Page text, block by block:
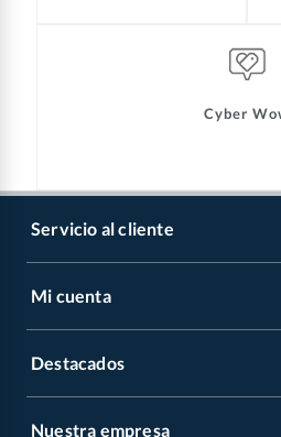
Cyber
Servicio al cliente
Libro de reclamaciones
Mi cuenta
Regístrate
Destacados
Recetas
Nuestra empresa